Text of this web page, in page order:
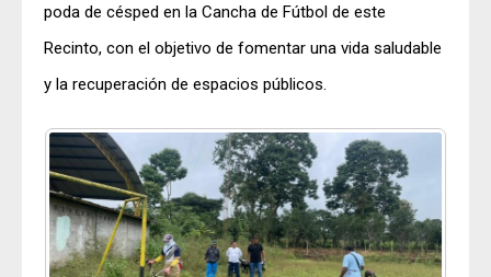
poda de césped en la Cancha de Fútbol de este
Recinto, con el objetivo de fomentar una vida saludable
y la recuperación de espacios públicos.